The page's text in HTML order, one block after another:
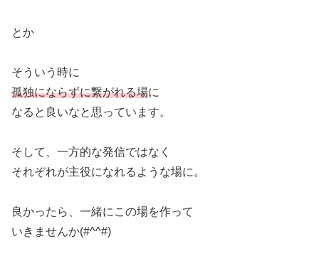
とか
そういう時に
孤独にならずに繋がれる場に
なると良いなと思っています。
そして、一方的な発信ではなく
それぞれが主役になれるような場に。
良かったら、一緒にこの場を作って
いきませんか(#^^#)